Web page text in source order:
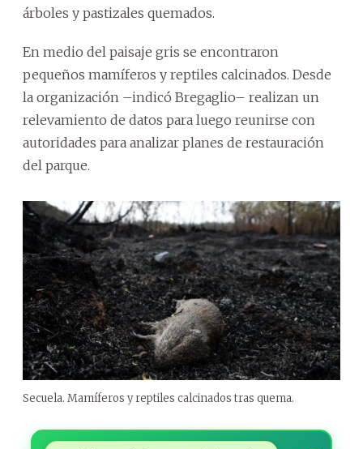
árboles y pastizales quemados.
En medio del paisaje gris se encontraron
pequeños mamíferos y reptiles calcinados. Desde
la organización –indicó Bregaglio– realizan un
relevamiento de datos para luego reunirse con
autoridades para analizar planes de restauración
del parque.
Secuela. Mamíferos y reptiles calcinados tras quema.